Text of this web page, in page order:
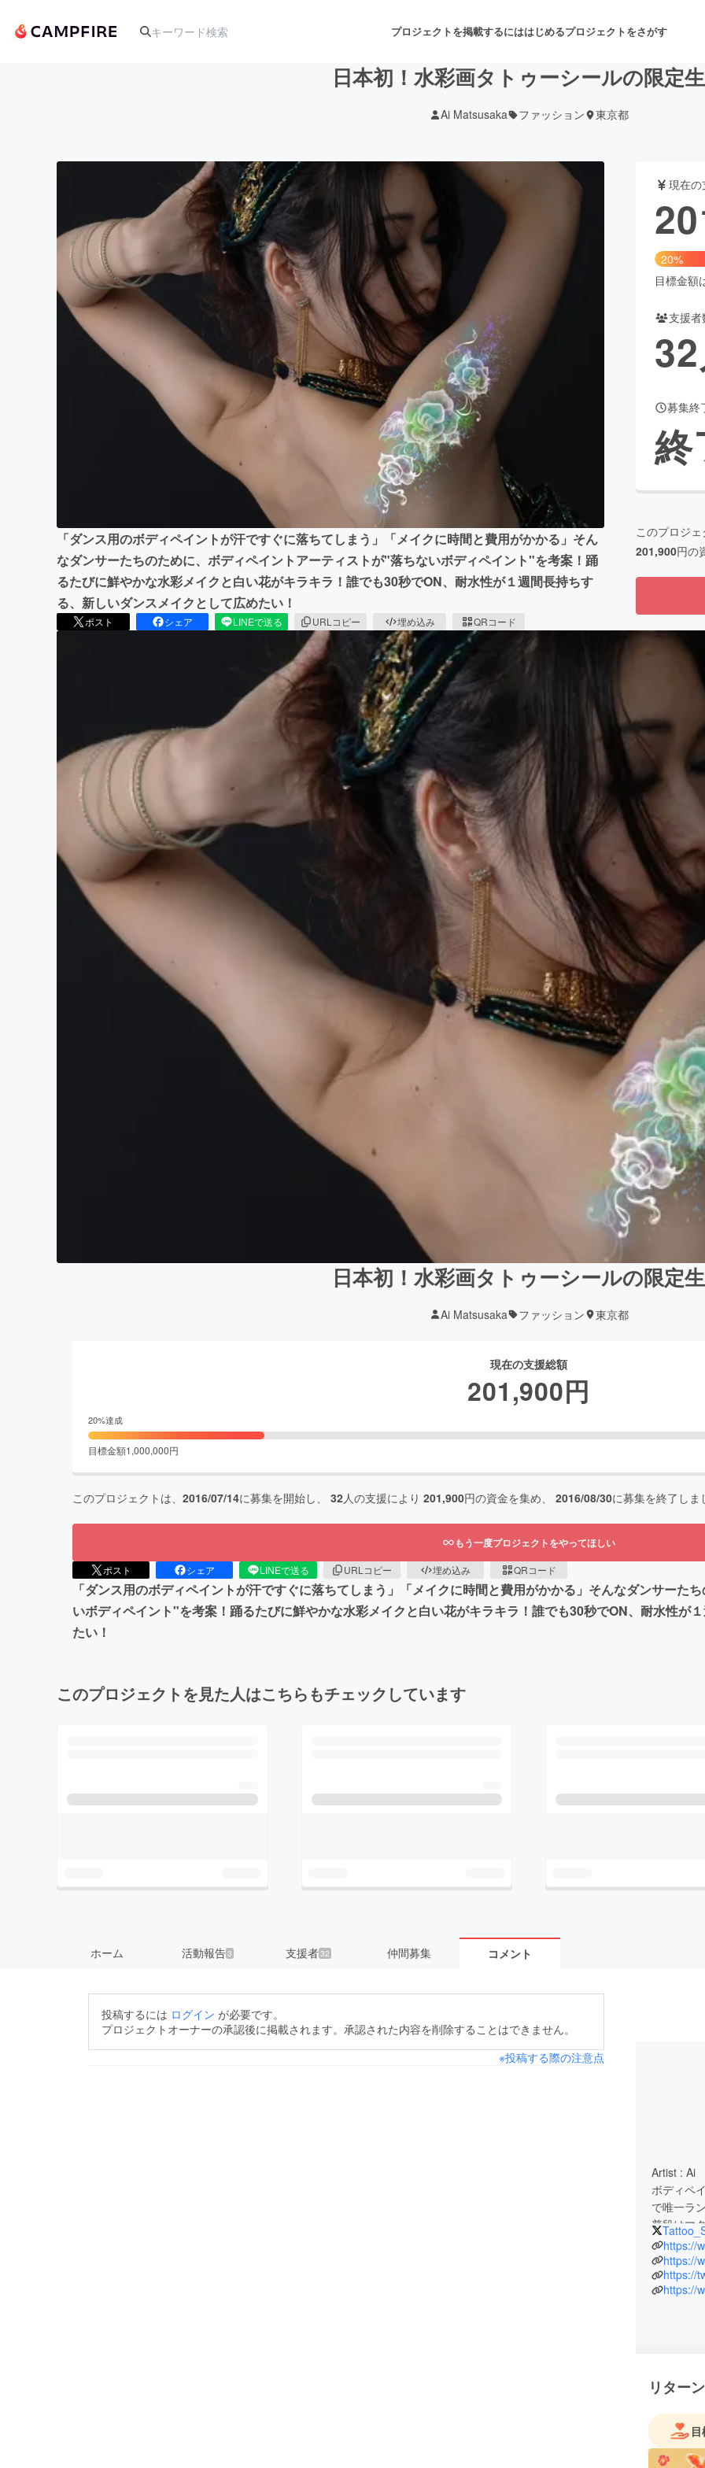
プロジェクトを掲載するにははじめるプロジェクトをさがす
アート・写真 舞台・パフォーマンス
テクノロジー・ガジェット ゲーム・サービス開発 フード・飲食店
映像・映画 書籍・雑誌出版
ビジネス・起業 チャレンジ ビューティー・ヘルスケ
まちづくり・地域活性化
CAMPFIRE for Social Good
CAMPFIREふるさと納税
日本初！水彩画タトゥーシールの限定
Ai Matsusaka ファッション 東京都
「ダンス用のボディペイントが汗ですぐに落ちてしまう」「メイクに時間と費用がかかる」そん
なダンサーたちのために、ボディペイントアーティストが"落ちないボディペイント"を考案！踊
るたびに鮮やかな水彩メイクと白い花がキラキラ！誰でも30秒でON、耐水性が１週間長持ちす
る、新しいダンスメイクとして広めたい！
ポスト シェア LINEで送る URLコピー 埋め込み QRコード
現在
20%
目標金額
支援者
32
募集終
終
このプロジ
201,900円の
日本初！水彩画タトゥーシールの限定
Ai Matsusaka ファッション 東京都
現在の支援総額
201,900円
20%達成
目標金額1,000,000円
このプロジェクトは、 2016/07/14に募集を開始し、 32人の支援により 201,900円の資金を集め、 2016/08/30に募集を終了しま
もう一度プロジェクトをやってほしい
ポスト シェア LINEで送る URLコピー 埋め込み QRコード
「ダンス用のボディペイントが汗ですぐに落ちてしまう」「メイクに時間と費用がかかる」そんなダンサーた
いボディペイント"を考案！踊るたびに鮮やかな水彩メイクと白い花がキラキラ！誰でも30秒でON、耐水性が
たい！
このプロジェクトを見た人はこちらもチェックしています
ホーム 活動報告3 支援者32 仲間募集 コメント
投稿するには ログイン が必要です。
プロジェクトオーナーの承認後に掲載されます。承認された内容を削除することはできません。
※投稿する際の注意点
Artist : Ai
ボディペ
で唯一ラ
普段はマ
ント、ブ
ボディペ
メリット
タトゥー
https://
https://
https://
https://
リター